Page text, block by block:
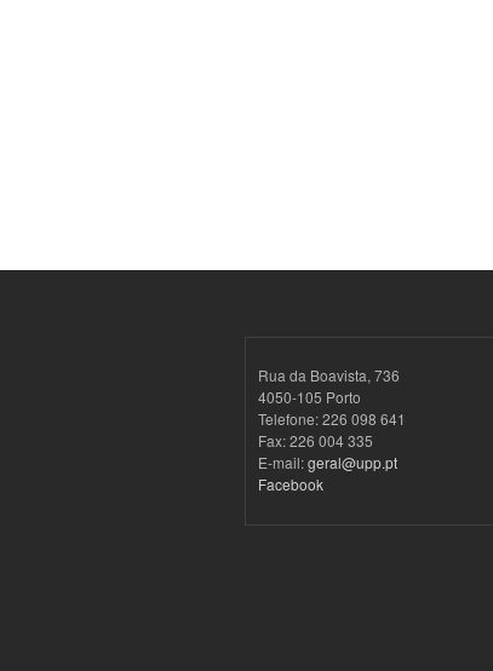
Rua da Boavista, 736
4050-105 Porto
Telefone: 226 098 641
Fax: 226 004 335
E-mail:geral@upp.pt
Facebook